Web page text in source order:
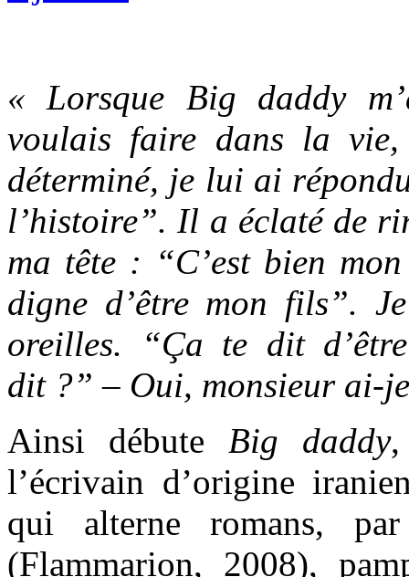
« Lorsque Big daddy
voulais faire dans la
déterminé, je lui ai
l’histoire”. Il a éclaté de
ma tête : “C’est bien
digne d’être mon fils”.
oreilles. “Ça te dit
dit ?” – Oui, monsieur ai-
Ainsi débute Big daddy,
l’écrivain d’origine
qui alterne romans,
(Flammarion, 2008),